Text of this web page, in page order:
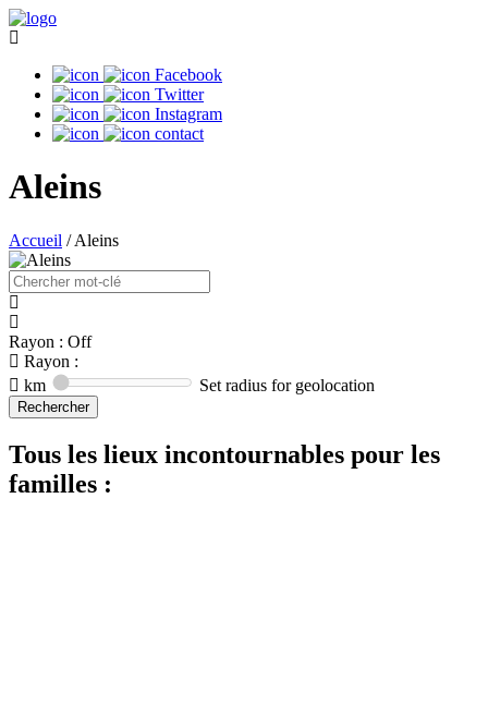
Facebook
Twitter
Instagram
contact
Aleins
Accueil / Aleins
Rayon : Off
Rayon :
km
Set radius for geolocation
Tous les lieux incontournables pour les
familles :